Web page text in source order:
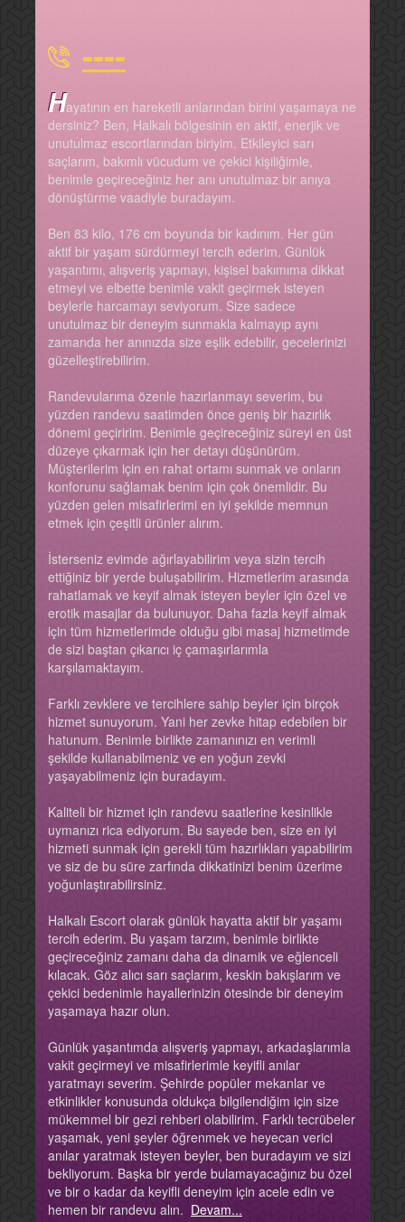
----
Hayatının en hareketli anlarından birini yaşamaya ne
dersiniz? Ben, Halkalı bölgesinin en aktif, enerjik ve
unutulmaz escortlarından biriyim. Etkileyici sarı
saçlarım, bakımlı vücudum ve çekici kişiliğimle,
benimle geçireceğiniz her anı unutulmaz bir anıya
dönüştürme vaadiyle buradayım.
Ben 83 kilo, 176 cm boyunda bir kadınım. Her gün
aktif bir yaşam sürdürmeyi tercih ederim. Günlük
yaşantımı, alışveriş yapmayı, kişisel bakımıma dikkat
etmeyi ve elbette benimle vakit geçirmek isteyen
beylerle harcamayı seviyorum. Size sadece
unutulmaz bir deneyim sunmakla kalmayıp aynı
zamanda her anınızda size eşlik edebilir, gecelerinizi
güzelleştirebilirim.
Randevularıma özenle hazırlanmayı severim, bu
yüzden randevu saatimden önce geniş bir hazırlık
dönemi geçiririm. Benimle geçireceğiniz süreyi en üst
düzeye çıkarmak için her detayı düşünürüm.
Müşterilerim için en rahat ortamı sunmak ve onların
konforunu sağlamak benim için çok önemlidir. Bu
yüzden gelen misafirlerimi en iyi şekilde memnun
etmek için çeşitli ürünler alırım.
İsterseniz evimde ağırlayabilirim veya sizin tercih
ettiğiniz bir yerde buluşabilirim. Hizmetlerim arasında
rahatlamak ve keyif almak isteyen beyler için özel ve
erotik masajlar da bulunuyor. Daha fazla keyif almak
için tüm hizmetlerimde olduğu gibi masaj hizmetimde
de sizi baştan çıkarıcı iç çamaşırlarımla
karşılamaktayım.
Farklı zevklere ve tercihlere sahip beyler için birçok
hizmet sunuyorum. Yani her zevke hitap edebilen bir
hatunum. Benimle birlikte zamanınızı en verimli
şekilde kullanabilmeniz ve en yoğun zevki
yaşayabilmeniz için buradayım.
Kaliteli bir hizmet için randevu saatlerine kesinlikle
uymanızı rica ediyorum. Bu sayede ben, size en iyi
hizmeti sunmak için gerekli tüm hazırlıkları yapabilirim
ve siz de bu süre zarfında dikkatinizi benim üzerime
yoğunlaştırabilirsiniz.
Halkalı Escort olarak günlük hayatta aktif bir yaşamı
tercih ederim. Bu yaşam tarzım, benimle birlikte
geçireceğiniz zamanı daha da dinamik ve eğlenceli
kılacak. Göz alıcı sarı saçlarım, keskin bakışlarım ve
çekici bedenimle hayallerinizin ötesinde bir deneyim
yaşamaya hazır olun.
Günlük yaşantımda alışveriş yapmayı, arkadaşlarımla
vakit geçirmeyi ve misafirlerimle keyifli anılar
yaratmayı severim. Şehirde popüler mekanlar ve
etkinlikler konusunda oldukça bilgilendiğim için size
mükemmel bir gezi rehberi olabilirim. Farklı tecrübeler
yaşamak, yeni şeyler öğrenmek ve heyecan verici
anılar yaratmak isteyen beyler, ben buradayım ve sizi
bekliyorum. Başka bir yerde bulamayacağınız bu özel
ve bir o kadar da keyifli deneyim için acele edin ve
hemen bir randevu alın. Devam...